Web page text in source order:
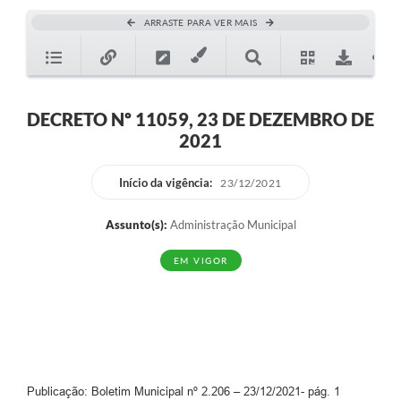
Transparência
Programa Famílias Fortes
Contratação de estagiário - estudante de Direito -
Vagas de emprego no PAT Valinhos
ARRASTE PARA VER MAIS
DECRETO Nº 11059, 23 DE DEZEMBRO DE
2021
Início da vigência: 23/12/2021
Assunto(s): Administração Municipal
EM VIGOR
Publicação: Boletim Municipal nº 2.206 – 23/12/2021- pág. 1